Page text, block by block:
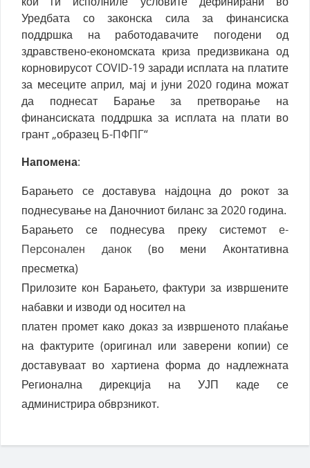
Уредбата со законска сила за финансиска
поддршка на работодавачите погодени од
здравствено-економската криза предизвикана од
корновирусот COVID-19 заради исплата на платите
за месеците април, мај и јуни 2020 година можат
да поднесат Барање за претворање на
финансиската поддршка за исплата на плати во
грант „образец Б-ПФПГ“
Напомена:
Барањето се доставува најдоцна до рокот за
поднесување на Даночниот биланс за 2020 година.
Барањето се поднесува преку системот е-
Персонален данок(во мени Аконтативна
пресметка)
Прилозите кон Барањето, фактури за извршените
набавки и изводи од носител на
платен промет како доказ за извршеното плаќање
на фактурите (оригинал или заверени копии) се
доставуваат во хартиена форма до надлежната
Регионална дирекција на УЈП каде се
администрира обврзникот.